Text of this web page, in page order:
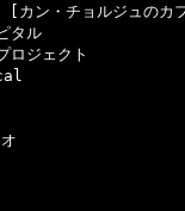
・チョルジュのカ
ル
ジェクト